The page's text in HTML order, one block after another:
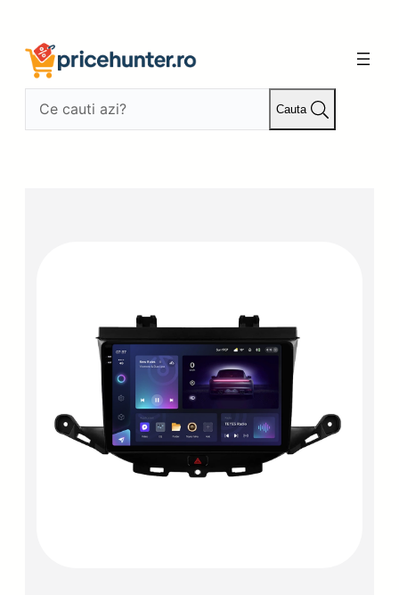
conținut
Cauta